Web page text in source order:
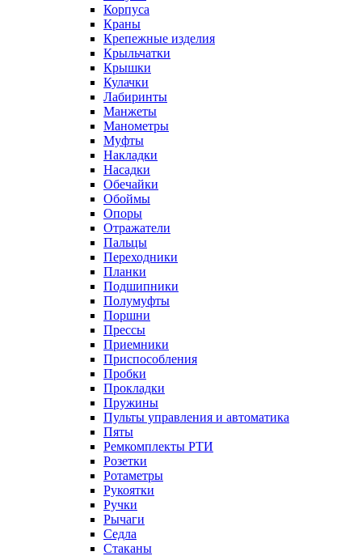
Корпуса
Краны
Крепежные изделия
Крыльчатки
Крышки
Кулачки
Лабиринты
Манжеты
Манометры
Муфты
Накладки
Насадки
Обечайки
Обоймы
Опоры
Отражатели
Пальцы
Переходники
Планки
Подшипники
Полумуфты
Поршни
Прессы
Приемники
Приспособления
Пробки
Прокладки
Пружины
Пульты управления и автоматика
Пяты
Ремкомплекты РТИ
Розетки
Ротаметры
Рукоятки
Ручки
Рычаги
Седла
Стаканы